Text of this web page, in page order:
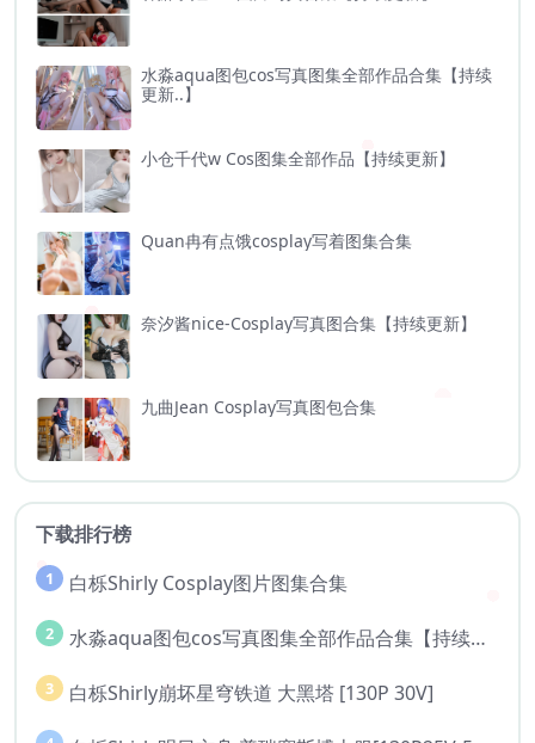
水淼aqua图包cos写真图集全部作品合集【持续
更新..】
小仓千代w Cos图集全部作品【持续更新】
Quan冉有点饿cosplay写着图集合集
奈汐酱nice-Cosplay写真图合集【持续更新】
九曲Jean Cosplay写真图包合集
下载排行榜
1 白栎Shirly Cosplay图片图集合集
2 水淼aqua图包cos写真图集全部作品合集【持续更新..】
3 白栎Shirly崩坏星穹铁道 大黑塔 [130P 30V]